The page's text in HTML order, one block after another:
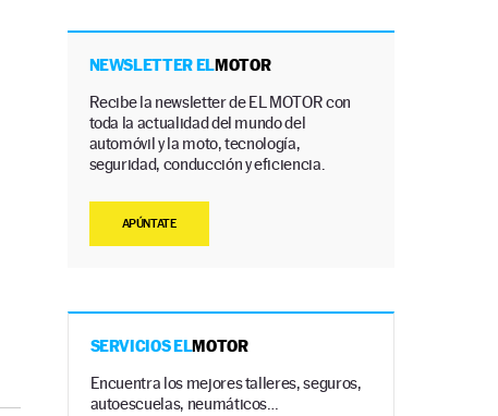
NEWSLETTER ELMOTOR
Recibe la newsletter de EL MOTOR con
toda la actualidad del mundo del
automóvil y la moto, tecnología,
seguridad, conducción y eficiencia.
APÚNTATE
SERVICIOS ELMOTOR
Encuentra los mejores talleres, seguros,
autoescuelas, neumáticos…